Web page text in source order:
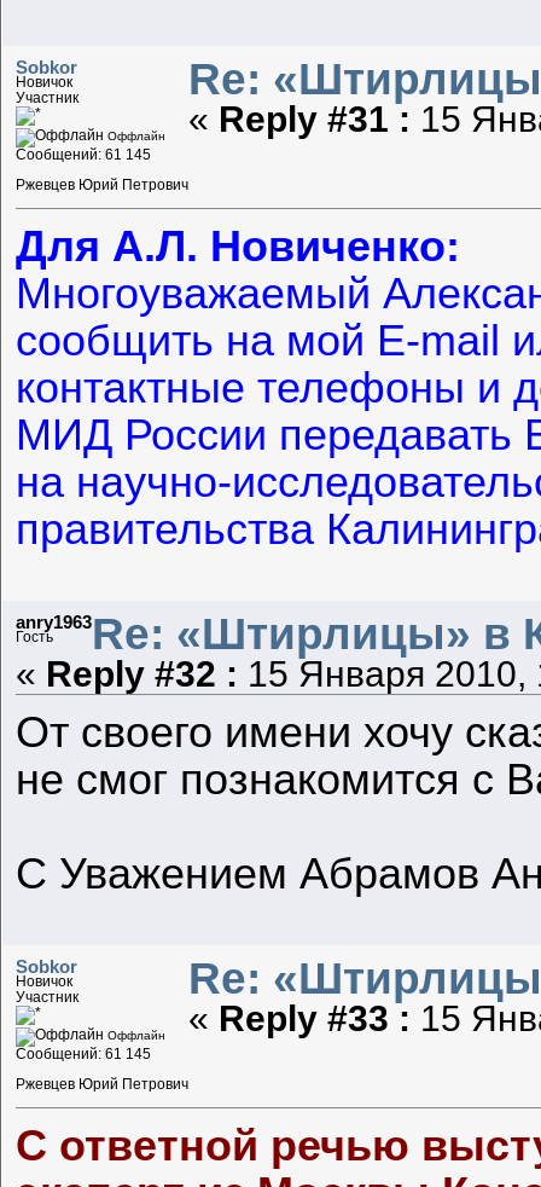
Sobkor
Новичок
Участник
Оффлайн
Сообщений: 61 145
Ржевцев Юрий Петрович
Re:
« Reply #31 : 15
Для А.Л. Новиченко:
Многоуважаемый
сообщить на мой E-mail
контактные телефоны и
МИД России передавать
на научно-
правительства
anry1963
Гость Re: «Штирлицы» в
« Reply #32 : 15 Января 2010,
От своего имени хочу
не смог познакомится с
С Уважением Абрамов
Sobkor
Новичок
Участник
Оффлайн
Сообщений: 61 145
Ржевцев Юрий Петрович
Re:
« Reply #33 : 15
С ответной речью